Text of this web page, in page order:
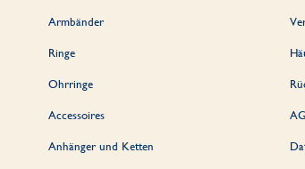
Armbänder
Ringe
Ohrringe
Accessoires
Anhänger und Ketten